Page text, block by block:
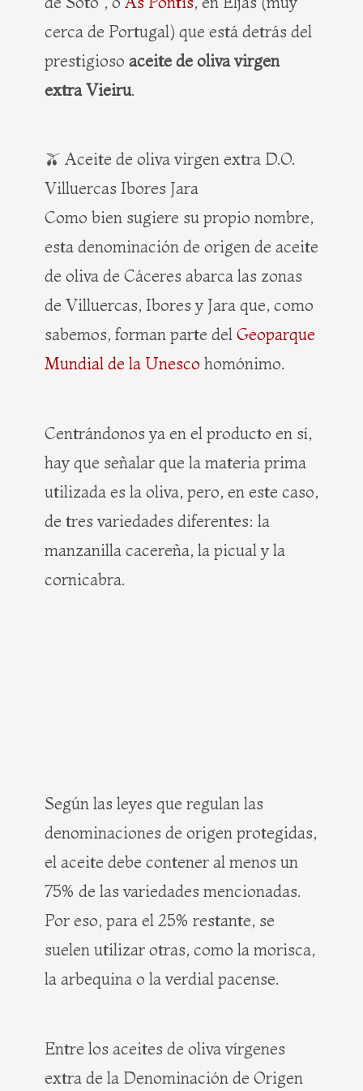
cerca de Portugal) que está detrás del
prestigioso aceite de oliva virgen
extra Vieiru.
🫒 Aceite de oliva virgen extra D.O.
Villuercas Ibores Jara
Como bien sugiere su propio nombre,
esta denominación de origen de aceite
de oliva de Cáceres abarca las zonas
de Villuercas, Ibores y Jara que, como
sabemos, forman parte del Geoparque
Mundial de la Unesco homónimo.
Centrándonos ya en el producto en sí,
hay que señalar que la materia prima
utilizada es la oliva, pero, en este caso,
de tres variedades diferentes: la
manzanilla cacereña, la picual y la
cornicabra.
Según las leyes que regulan las
denominaciones de origen protegidas,
el aceite debe contener al menos un
75% de las variedades mencionadas.
Por eso, para el 25% restante, se
suelen utilizar otras, como la morisca,
la arbequina o la verdial pacense.
Entre los aceites de oliva vírgenes
extra de la Denominación de Origen